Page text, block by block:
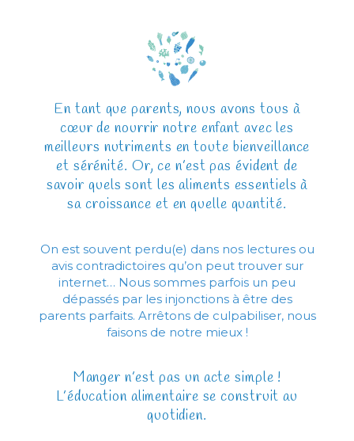
En tant que parents, nous avons tous à
cœur de nourrir notre enfant avec les
meilleurs nutriments en toute bienveillance
et sérénité. Or, ce n’est pas évident de
savoir quels sont les aliments essentiels à
sa croissance et en quelle quantité.
On est souvent perdu(e) dans nos lectures ou
avis contradictoires qu’on peut trouver sur
internet… Nous sommes parfois un peu
dépassés par les injonctions à être des
parents parfaits. Arrêtons de culpabiliser, nous
faisons de notre mieux !
Manger n’est pas un acte simple !
L’éducation alimentaire se construit au
quotidien.